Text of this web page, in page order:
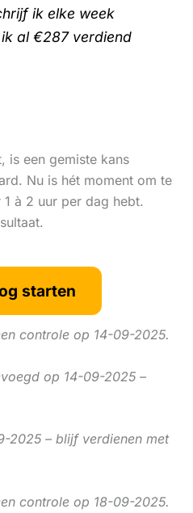
ik elke week
al €287 verdiend
is een gemiste kans
Nu is hét moment om te
à 2 uur per dag hebt.
starten
controle op 14-09-2025.
op 14-09-2025 –
2025 – blijf verdienen met
controle op 18-09-2025.